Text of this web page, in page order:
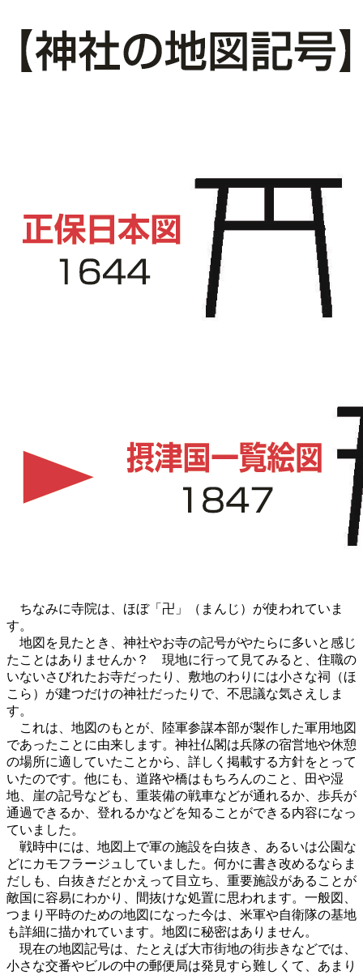
ちなみに寺院は、ほぼ「卍」（まんじ）が使われていま
す。
地図を見たとき、神社やお寺の記号がやたらに多いと感じ
たことはありませんか？ 現地に行って見てみると、住職の
いないさびれたお寺だったり、敷地のわりには小さな祠（ほ
こら）が建つだけの神社だったりで、不思議な気さえしま
す。
これは、地図のもとが、陸軍参謀本部が製作した軍用地図
であったことに由来します。神社仏閣は兵隊の宿営地や休憩
の場所に適していたことから、詳しく掲載する方針をとって
いたのです。他にも、道路や橋はもちろんのこと、田や湿
地、崖の記号なども、重装備の戦車などが通れるか、歩兵が
通過できるか、登れるかなどを知ることができる内容になっ
ていました。
戦時中には、地図上で軍の施設を白抜き、あるいは公園な
どにカモフラージュしていました。何かに書き改めるならま
だしも、白抜きだとかえって目立ち、重要施設があることが
敵国に容易にわかり、間抜けな処置に思われます。一般図、
つまり平時のための地図になった今は、米軍や自衛隊の基地
も詳細に描かれています。地図に秘密はありません。
現在の地図記号は、たとえば大市街地の街歩きなどでは、
小さな交番やビルの中の郵便局は発見すら難しくて、あまり